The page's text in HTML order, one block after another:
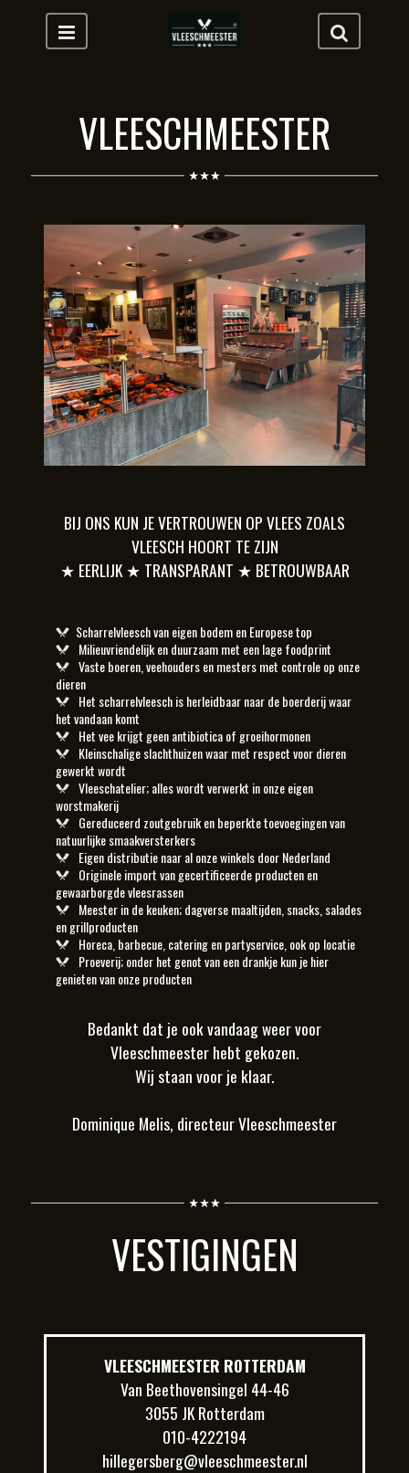
VLEESCHMEESTER
BIJ ONS KUN JE VERTROUWEN OP VLEES ZOALS
VLEESCH HOORT TE ZIJN
★ EERLIJK ★ TRANSPARANT ★ BETROUWBAAR
Scharrelvleesch van eigen bodem en Europese top
Milieuvriendelijk en duurzaam met een lage foodprint
Vaste boeren, veehouders en mesters met controle op onze
dieren
Het scharrelvleesch is herleidbaar naar de boerderij waar
het vandaan komt
Het vee krijgt geen antibiotica of groeihormonen
Kleinschalige slachthuizen waar met respect voor dieren
gewerkt wordt
Vleeschatelier; alles wordt verwerkt in onze eigen
worstmakerij
Gereduceerd zoutgebruik en beperkte toevoegingen van
natuurlijke smaakversterkers
Eigen distributie naar al onze winkels door Nederland
Originele import van gecertificeerde producten en
gewaarborgde vleesrassen
Meester in de keuken; dagverse maaltijden, snacks, salades
en grillproducten
Horeca, barbecue, catering en partyservice, ook op locatie
Proeverij; onder het genot van een drankje kun je hier
genieten van onze producten
Bedankt dat je ook vandaag weer voor
Vleeschmeester hebt gekozen.
Wij staan voor je klaar.
Dominique Melis, directeur Vleeschmeester
VESTIGINGEN
VLEESCHMEESTER ROTTERDAM
Van Beethovensingel 44-46
3055 JK Rotterdam
010-4222194
hillegersberg@vleeschmeester.nl